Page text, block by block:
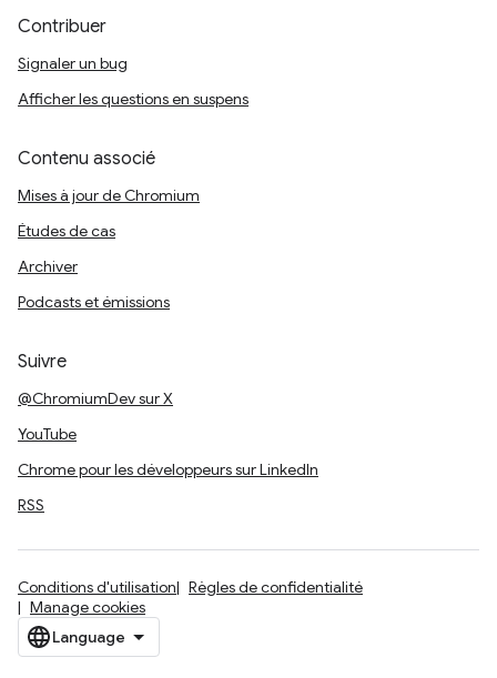
Contribuer
Signaler un bug
Afficher les questions en suspens
Contenu associé
Mises à jour de Chromium
Études de cas
Archiver
Podcasts et émissions
Suivre
@ChromiumDev sur X
YouTube
Chrome pour les développeurs sur LinkedIn
RSS
Conditions d'utilisation
Règles de confidentialité
Manage cookies